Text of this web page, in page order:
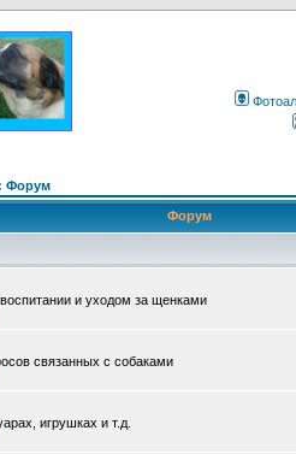
Форум
Форум
и уходом за щенками
связанных с собаками
игрушках и т.д.